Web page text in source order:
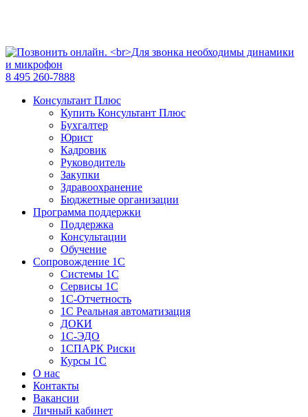
8 495 260-7888
Консультант Плюс
Купить Консультант Плюс
Бухгалтер
Юрист
Кадровик
Руководитель
Закупки
Здравоохранение
Бюджетные организации
Программа поддержки
Поддержка
Консультации
Обучение
Сопровождение 1С
Системы 1С
Сервисы 1С
1C-Отчетность
1С Реальная автоматизация
ДОКИ
1C-ЭДО
1СПАРК Риски
Курсы 1С
О нас
Контакты
Вакансии
Личный кабинет